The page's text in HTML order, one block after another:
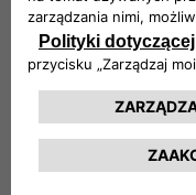
Materiały
spełniać nie
także norm w